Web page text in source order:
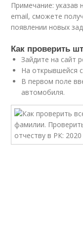
Примечание:
email, сможете
появлении новых
Как проверить
Зайдите на сайт
На открывшейся
В первом поле
автомобиля.